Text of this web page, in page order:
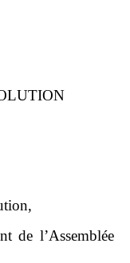
de l’Assemblée